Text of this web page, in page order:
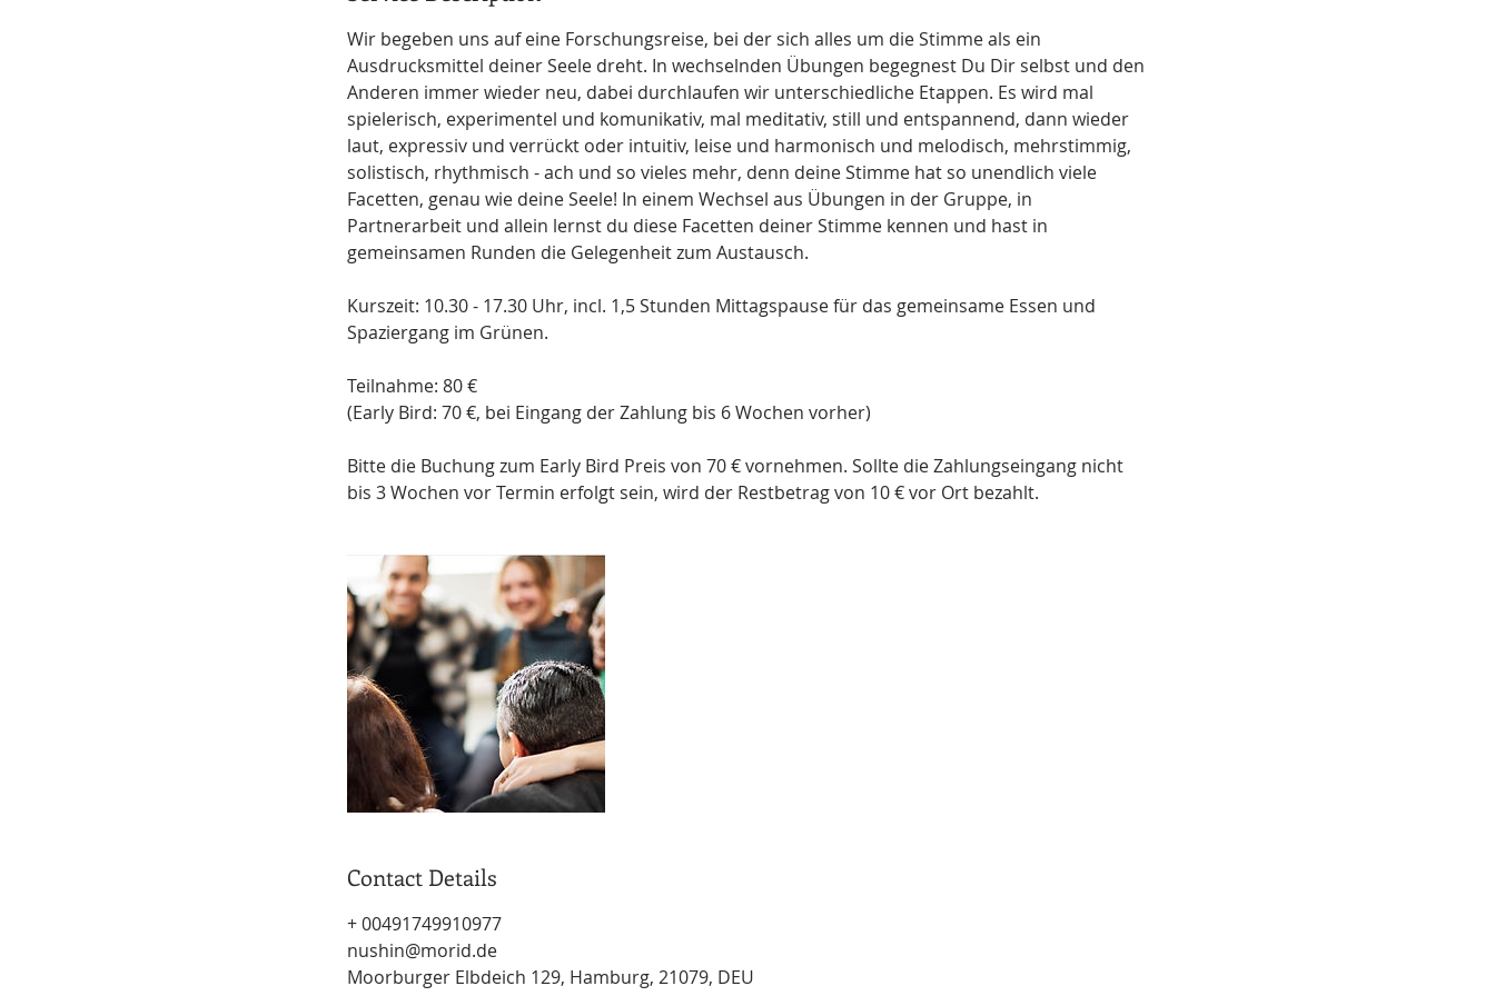
Wir begeben uns auf eine Forschungsreise, bei der sich alles um die Stimme als ein
Ausdrucksmittel deiner Seele dreht. In wechselnden Übungen begegnest Du Dir selbst und den
Anderen immer wieder neu, dabei durchlaufen wir unterschiedliche Etappen. Es wird mal
spielerisch, experimentel und komunikativ, mal meditativ, still und entspannend, dann wieder
laut, expressiv und verrückt oder intuitiv, leise und harmonisch und melodisch, mehrstimmig,
solistisch, rhythmisch - ach und so vieles mehr, denn deine Stimme hat so unendlich viele
Facetten, genau wie deine Seele! In einem Wechsel aus Übungen in der Gruppe, in
Partnerarbeit und allein lernst du diese Facetten deiner Stimme kennen und hast in
gemeinsamen Runden die Gelegenheit zum Austausch.
Kurszeit: 10.30 - 17.30 Uhr, incl. 1,5 Stunden Mittagspause für das gemeinsame Essen und
Spaziergang im Grünen.
​Teilnahme: 80 €
(Early Bird: 70 €, bei Eingang der Zahlung bis 6 Wochen vorher)
Bitte die Buchung zum Early Bird Preis von 70 € vornehmen. Sollte die Zahlungseingang nicht
bis 3 Wochen vor Termin erfolgt sein, wird der Restbetrag von 10 € vor Ort bezahlt.
Contact Details
+ 00491749910977
nushin@morid.de
Moorburger Elbdeich 129, Hamburg, 21079, DEU